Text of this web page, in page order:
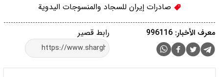
صادرات إيران للسجاد والمنسوجات اليدوية
رابط قصير معرف الأخبار: 996116